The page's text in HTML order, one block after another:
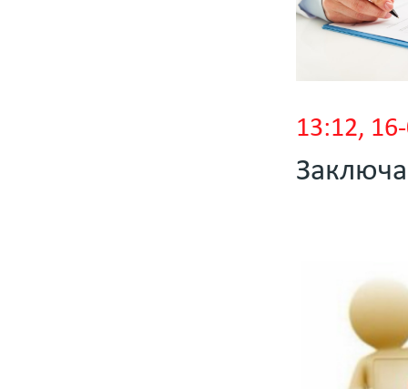
13:12,